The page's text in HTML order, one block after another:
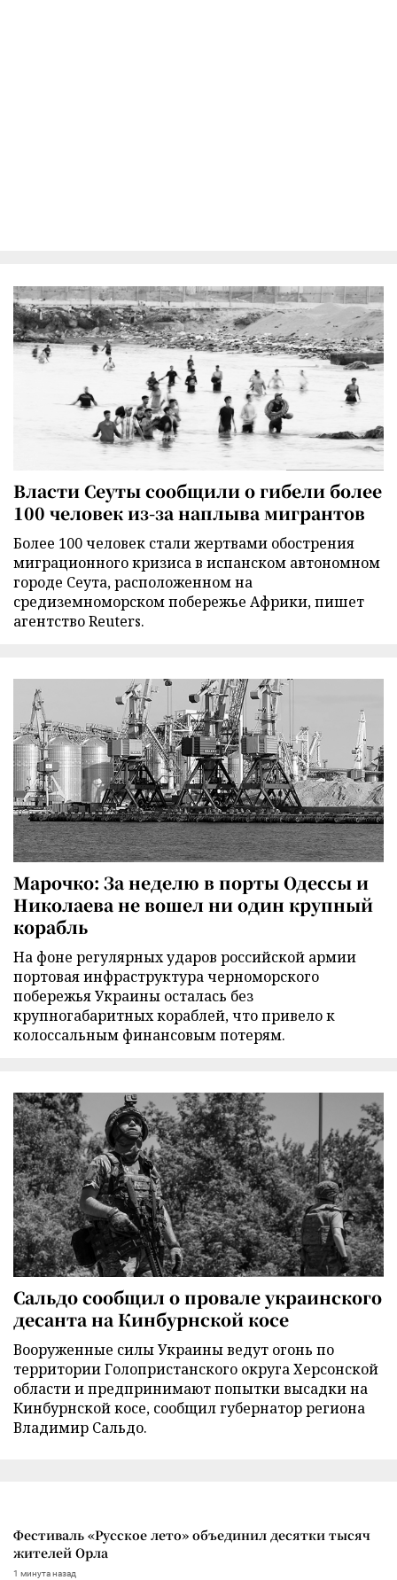
Власти Сеуты сообщили о гибели более
100 человек из-за наплыва мигрантов
Более 100 человек стали жертвами обострения
миграционного кризиса в испанском автономном
городе Сеута, расположенном на
средиземноморском побережье Африки, пишет
агентство Reuters.
Марочко: За неделю в порты Одессы и
Николаева не вошел ни один крупный
корабль
На фоне регулярных ударов российской армии
портовая инфраструктура черноморского
побережья Украины осталась без
крупногабаритных кораблей, что привело к
колоссальным финансовым потерям.
Сальдо сообщил о провале украинского
десанта на Кинбурнской косе
Вооруженные силы Украины ведут огонь по
территории Голопристанского округа Херсонской
области и предпринимают попытки высадки на
Кинбурнской косе, сообщил губернатор региона
Владимир Сальдо.
Фестиваль «Русское лето» объединил десятки тысяч
жителей Орла
1 минута назад